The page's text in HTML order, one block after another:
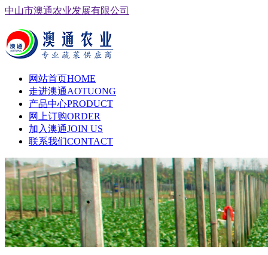
中山市澳通农业发展有限公司
网站首页HOME
走进澳通AOTUONG
产品中心PRODUCT
网上订购ORDER
加入澳通JOIN US
联系我们CONTACT